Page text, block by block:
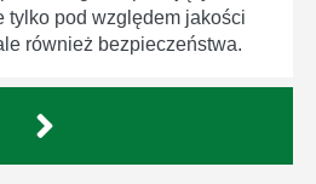
tylko pod względem jakości
również bezpieczeństwa.